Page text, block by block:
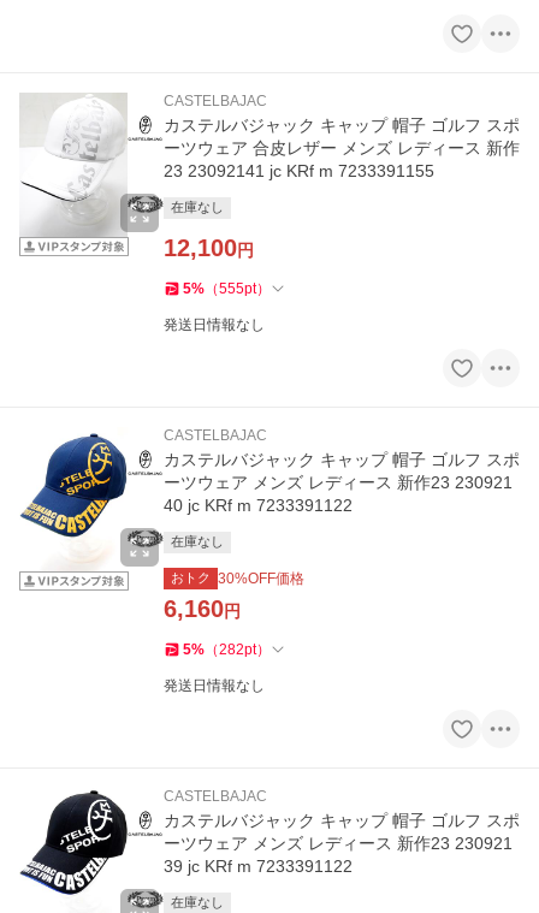
CASTELBAJAC
カステルバジャック キャップ 帽子 ゴルフ スポ
ーツウェア 合皮レザー メンズ レディース 新作
23 23092141 jc KRf m 7233391155
在庫なし
12,100円
5% （555pt）
発送日情報なし
CASTELBAJAC
カステルバジャック キャップ 帽子 ゴルフ スポ
ーツウェア メンズ レディース 新作23 230921
40 jc KRf m 7233391122
在庫なし
おトク 30%OFF価格
6,160円
5% （282pt）
発送日情報なし
CASTELBAJAC
カステルバジャック キャップ 帽子 ゴルフ スポ
ーツウェア メンズ レディース 新作23 230921
39 jc KRf m 7233391122
在庫なし